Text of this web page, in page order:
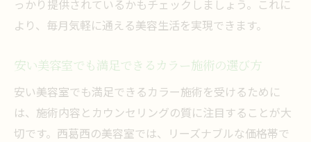
っかり提供されているかもチェックしましょう。これに
より、毎月気軽に通える美容生活を実現できます。
安い美容室でも満足できるカラー施術の選び方
安い美容室でも満足できるカラー施術を受けるために
は、施術内容とカウンセリングの質に注目することが大
切です。西葛西の美容室では、リーズナブルな価格帯で